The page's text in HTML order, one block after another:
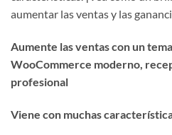
aumentar las ventas y las
Aumente las ventas con un
WooCommerce moderno,
profesional
Viene con muchas